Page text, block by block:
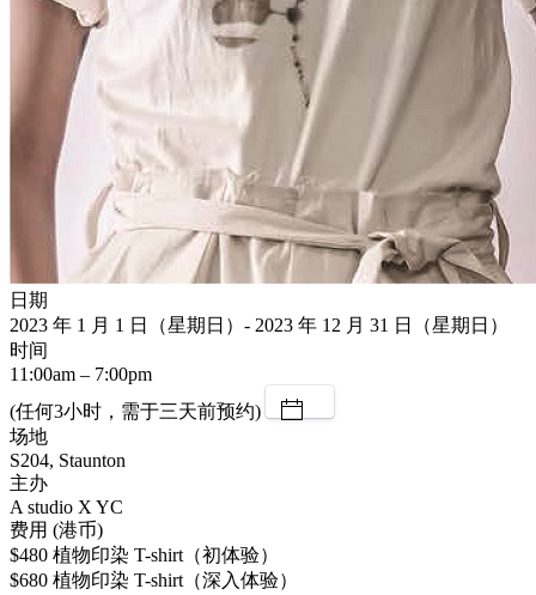
日期
2023 年 1 月 1 日（星期日）- 2023 年 12 月 31 日（星期日）
时间
11:00am – 7:00pm
(任何3小时，需于三天前预约)
场地
S204, Staunton
主办
A studio X YC
费用 (港币)
$480 植物印染 T-shirt（初体验）
$680 植物印染 T-shirt（深入体验）